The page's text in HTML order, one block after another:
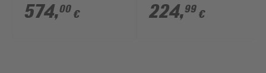
x 90 cm
574,00 €
120 x 80 cm weiß
224,99 €